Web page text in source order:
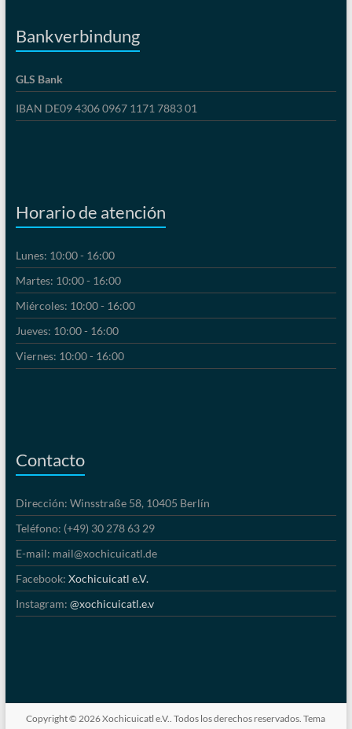
Bankverbindung
GLS Bank
IBAN DE09 4306 0967 1171 7883 01
Horario de atención
Lunes: 10:00 - 16:00
Martes: 10:00 - 16:00
Miércoles: 10:00 - 16:00
Jueves: 10:00 - 16:00
Viernes: 10:00 - 16:00
Contacto
Dirección: Winsstraße 58, 10405 Berlín
Teléfono: (+49) 30 278 63 29
E-mail: mail@xochicuicatl.de
Facebook: Xochicuicatl e.V.
Instagram: @xochicuicatl.e.v
Copyright © 2026Xochicuicatl e.V.. Todos los derechos reservados. Tema